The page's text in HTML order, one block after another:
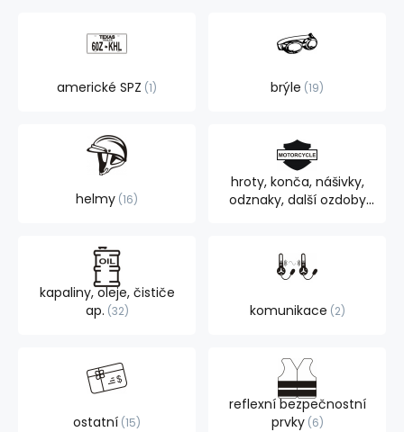
americké SPZ 1 brýle 19
helmy 16
hroty, konča, nášivky,
odznaky, další ozdoby
kapaliny, oleje, čističe
ap. 32 komunikace 2
ostatní 15
reflexní bezpečnostní
prvky 6